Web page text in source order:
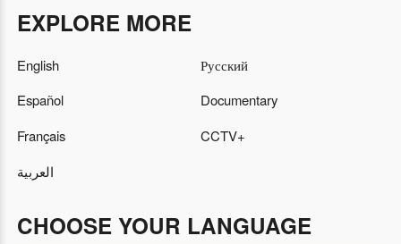
EXPLORE MORE
English
Español
Français
العربية
Русский
Documentary
CCTV+
CHOOSE YOUR LANGUAGE